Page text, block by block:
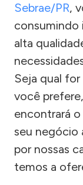
Sebrae/PR,
consumindo
alta
Seja qual
você
encontrará
seu negócio
por nossas
temos a